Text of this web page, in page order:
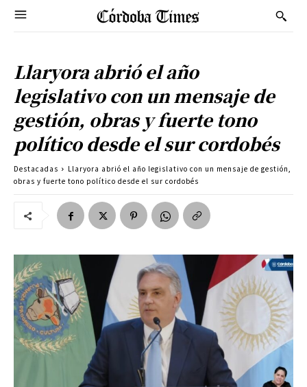
Llaryora abrió el año
legislativo con un mensaje de
gestión, obras y fuerte tono
político desde el sur cordobés
Destacadas
Llaryora abrió el año legislativo con un mensaje de gestión,
obras y fuerte tono político desde el sur cordobés